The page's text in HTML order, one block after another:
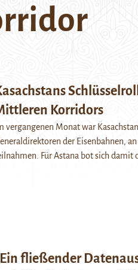
Korridors
vergangenen Monat war
der Eisenbahnen,
Für Astana bot sich damit
fließender